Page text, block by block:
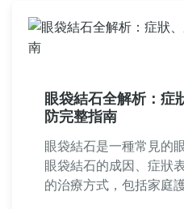
眼袋結石全解析：症
防完整指南
眼袋結石是一種常見的
眼袋結石的成因、症狀
的治療方式，包括家庭